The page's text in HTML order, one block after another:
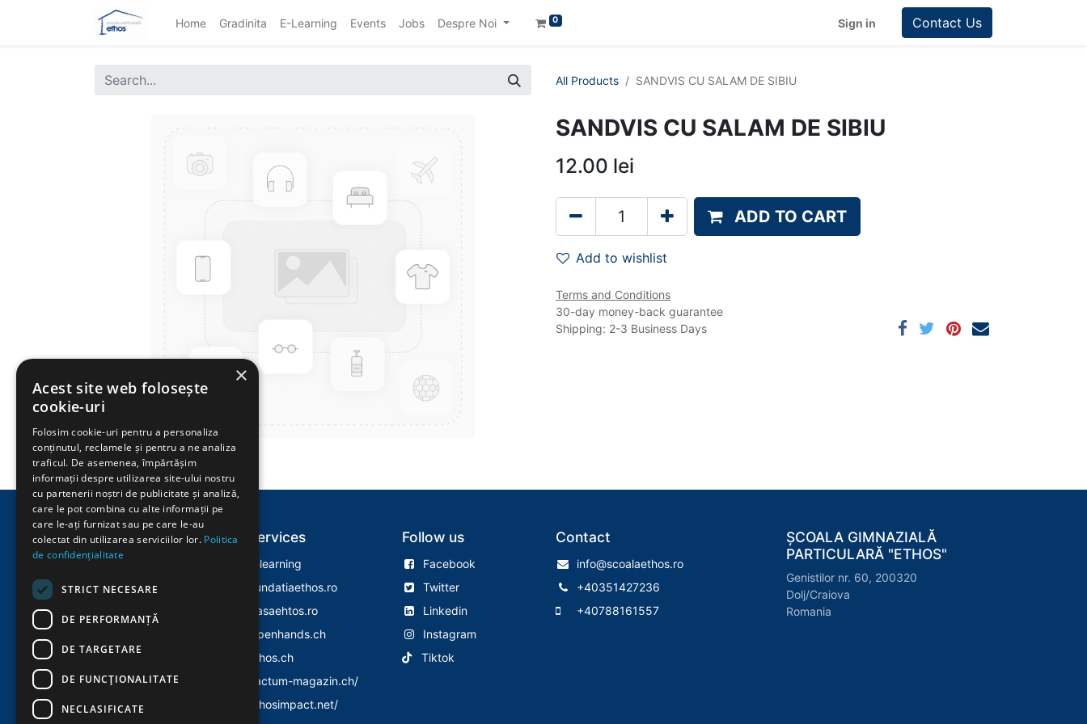
Home Gradinita E-Learning Events Jobs Despre Noi 0 Sign in Contact Us
All Products SANDVIS CU SALAM DE SIBIU
SANDVIS CU SALAM DE SIBIU
12.00 lei
ADD TO CART
Add to wishlist
Terms and Conditions
30-day money-back guarantee
Shipping: 2-3 Business Days
Explore
Despre Noi
Evenimente
Politica Cookies
Politica Confidentialitate
Services
E-learning
Fundatiaethos.ro
Casaehtos.ro
Openhands.ch
Ethos.ch
Factum-magazin.ch/
Ethosimpact.net/
Follow us
Facebook
Twitter
Linkedin
Instagram
Tiktok
Contact
info@scoalaethos.ro
+40351427236
+40788161557
ȘCOALA GIMNAZIALĂ
PARTICULARĂ "ETHOS"
Genistilor nr. 60, 200320
Dolj/Craiova
Romania
×
Acest site web folosește
cookie-uri
Folosim cookie-uri pentru a personaliza
conținutul, reclamele și pentru a ne analiza
traficul. De asemenea, împărtășim
informații despre utilizarea site-ului nostru
cu partenerii noștri de publicitate și analiză,
care le pot combina cu alte informații pe
care le-ați furnizat sau pe care le-au
colectat din utilizarea serviciilor lor. Politica
de confidențialitate
STRICT NECESARE
DE PERFORMANȚĂ
DE TARGETARE
DE FUNCŢIONALITATE
NECLASIFICATE